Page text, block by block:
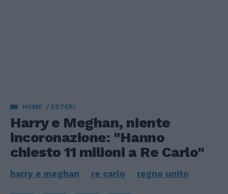
HOME ESTERI
Harry e Meghan, niente
incoronazione: "Hanno
chiesto 11 milioni a Re Carlo"
harry e meghan re carlo regno unito